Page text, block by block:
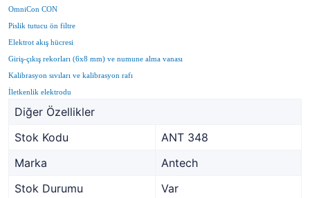
OmniCon CON
Pislik tutucu ön filtre
Elektrot akış hücresi
Giriş-çıkış rekorları (6x8 mm) ve numune alma vanası
Kalibrasyon sıvıları ve kalibrasyon rafı
İletkenlik elektrodu
Diğer Özellikler
Stok Kodu
ANT 348
Marka
Antech
Stok Durumu
Var